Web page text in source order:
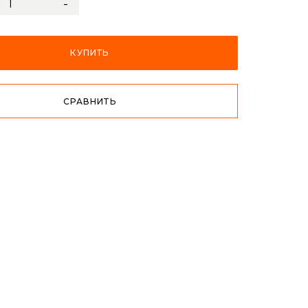
-
КУПИТЬ
СРАВНИТЬ